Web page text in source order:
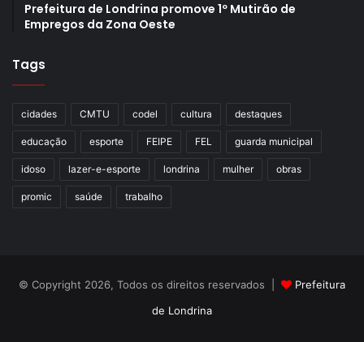
Prefeitura de Londrina promove 1º Mutirão de
Empregos da Zona Oeste
Tags
cidades CMTU codel cultura destaques
educação esporte FEIPE FEL guarda municipal
idoso lazer-e-esporte londrina mulher obras
promic saúde trabalho
© Copyright 2026, Todos os direitos reservados |
Prefeitura
de Londrina